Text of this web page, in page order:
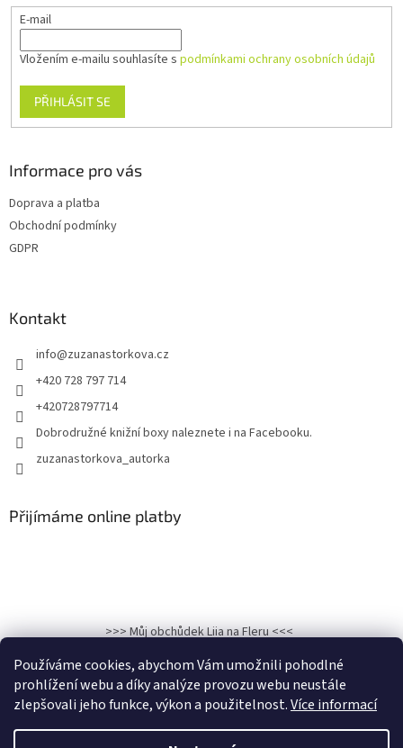
Používáme cookies, abychom Vám umožnili pohodlné
prohlížení webu a díky analýze provozu webu neustále
zlepšovali jeho funkce, výkon a použitelnost.Více informací
E-mail
Vložením e-mailu souhlasíte s podmínkami ochrany osobních údajů
PŘIHLÁSIT SE
Informace pro vás
Doprava a platba
Obchodní podmínky
GDPR
Kontakt
info@zuzanastorkova.cz
+420 728 797 714
+420728797714
Dobrodružné knižní boxy naleznete i na Facebooku.
zuzanastorkova_autorka
Přijímáme online platby
>>> Můj obchůdek Liia na Fleru <<<